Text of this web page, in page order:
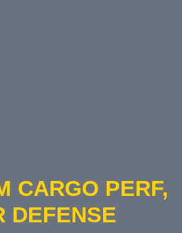
CARGO PERF,
DEFENSE